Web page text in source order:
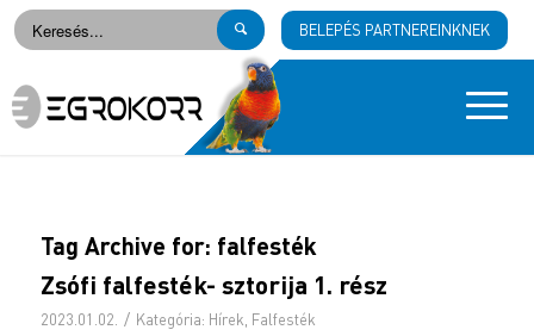
BELEPÉS PARTNEREINKNEK
Tag Archive for: falfesték
Zsófi falfesték- sztorija 1. rész
2023.01.02. / Kategória: Hírek Falfesték